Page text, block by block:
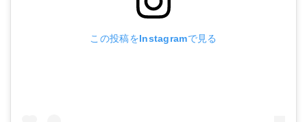
この投稿をInstagramで見る